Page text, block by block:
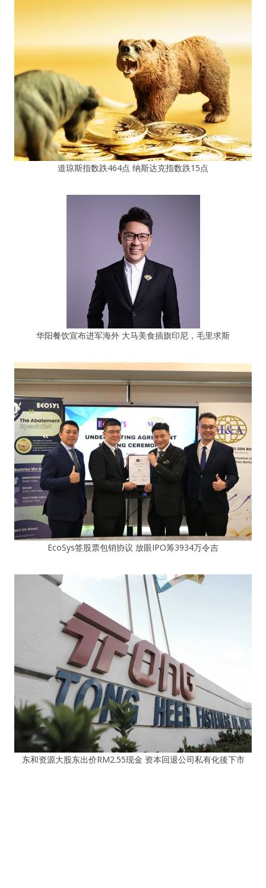
道琼斯指数跌464点 纳斯达克指数跌15点
华阳餐饮宣布进军海外 大马美食插旗印尼，毛里求斯
EcoSys签股票包销协议 放眼IPO筹3934万令吉
东和资源大股东出价RM2.55现金 资本回退公司私有化後下市